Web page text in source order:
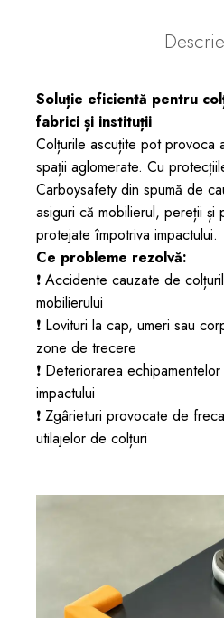
Soluție eficientă pentru
fabrici și instituții
Colțurile ascuțite pot provoca
spații aglomerate. Cu
Carboysafety din spumă de
asiguri că mobilierul, pereții și
protejate împotriva impactului.
Ce probleme rezolvă:
❗ Accidente cauzate de
mobilierului
❗ Lovituri la cap, umeri sau
zone de trecere
❗ Deteriorarea
impactului
❗ Zgârieturi provocate de
utilajelor de colțuri